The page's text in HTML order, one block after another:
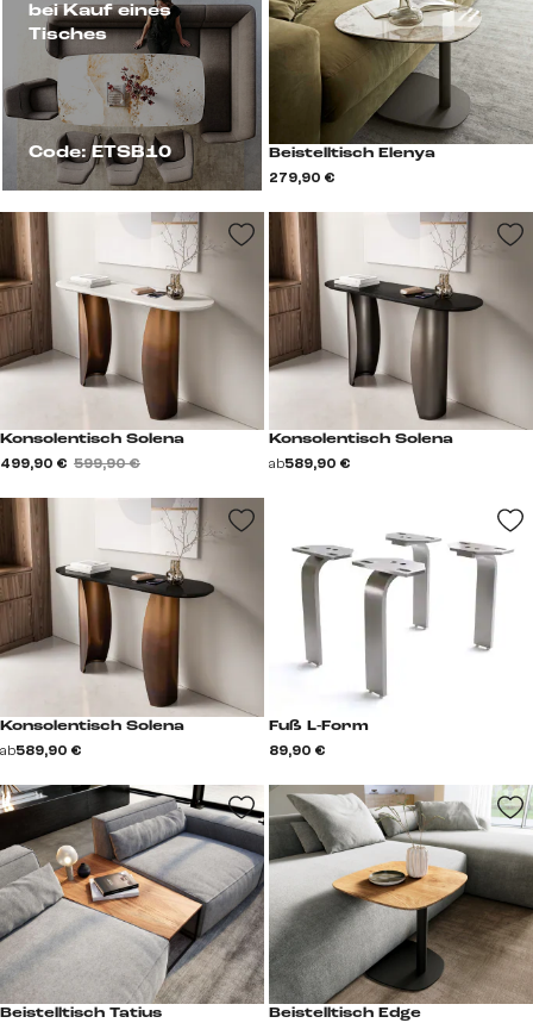
bei Kauf eines
Tisches
Code: ETSB10 Beistelltisch Elenya
279,90 €
Konsolentisch Solena
499,90 € 599,90 €
Konsolentisch Solena
ab589,90 €
Konsolentisch Solena
ab589,90 €
Fuß L-Form
89,90 €
Beistelltisch Tatius Beistelltisch Edge